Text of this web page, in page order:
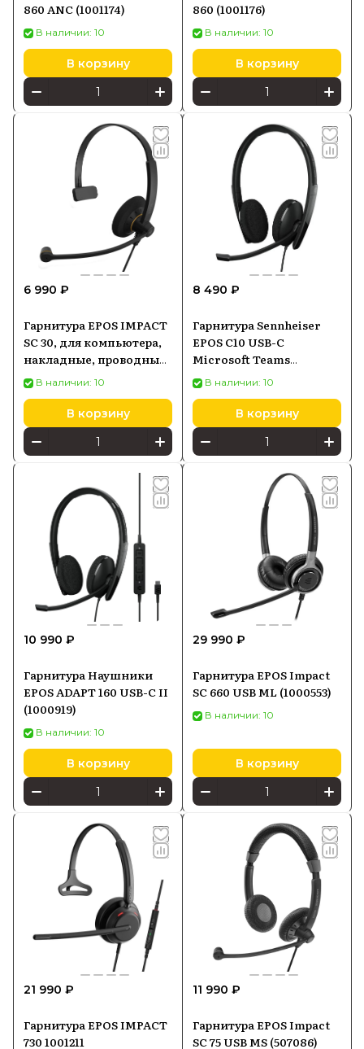
860 ANC (1001174)
В наличии: 10
В корзину
860 (1001176)
В наличии: 10
В корзину
6 990 ₽
Гарнитура EPOS IMPACT
SC 30, для компьютера,
накладные, проводные,
моно, черный /
оранжевый 1000550
В наличии: 10
В корзину
8 490 ₽
Гарнитура Sennheiser
EPOS C10 USB-C
Microsoft Teams
(1001145)
В наличии: 10
В корзину
10 990 ₽
Гарнитура Наушники
EPOS ADAPT 160 USB-С II
(1000919)
В наличии: 10
В корзину
29 990 ₽
Гарнитура EPOS Impact
SC 660 USB ML (1000553)
В наличии: 10
В корзину
21 990 ₽
Гарнитура EPOS IMPACT
730 1001211
11 990 ₽
Гарнитура EPOS Impact
SC 75 USB MS (507086)